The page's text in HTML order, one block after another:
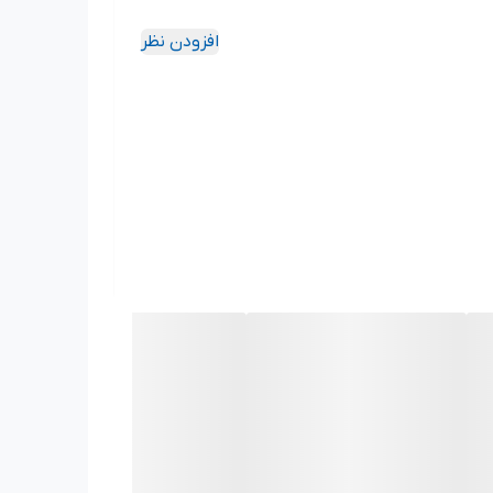
صنایع مختلف محسوب می‌شود. طراحی مستحکم و دوام
افزودن نظر